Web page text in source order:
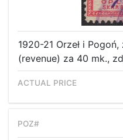
1920-21 Orzeł i
(revenue) za 40 mk.,